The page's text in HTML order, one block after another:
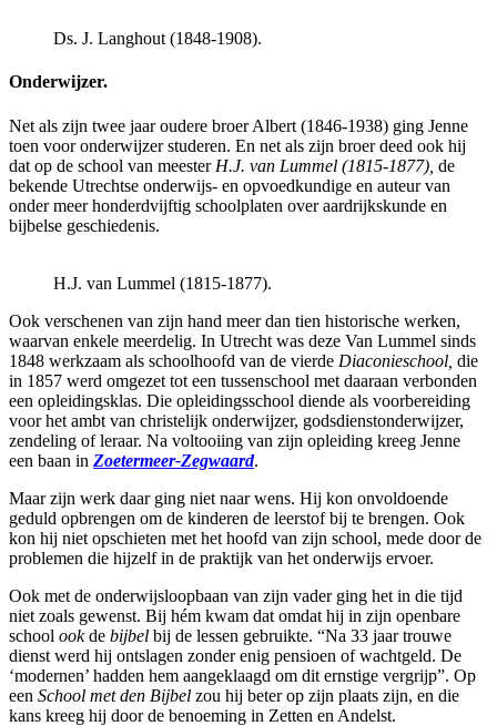
Ds. J. Langhout (1848-1908).
Onderwijzer.
Net als zijn twee jaar oudere broer Albert (1846-1938) ging Jenne
toen voor onderwijzer studeren. En net als zijn broer deed ook hij
dat op de school van meester H.J. van Lummel (1815-1877), de
bekende Utrechtse onderwijs- en opvoedkundige en auteur van
onder meer honderdvijftig schoolplaten over aardrijkskunde en
bijbelse geschiedenis.
H.J. van Lummel (1815-1877).
Ook verschenen van zijn hand meer dan tien historische werken,
waarvan enkele meerdelig. In Utrecht was deze Van Lummel sinds
1848 werkzaam als schoolhoofd van de vierde Diaconieschool, die
in 1857 werd omgezet tot een tussenschool met daaraan verbonden
een opleidingsklas. Die opleidingsschool diende als voorbereiding
voor het ambt van christelijk onderwijzer, godsdienstonderwijzer,
zendeling of leraar. Na voltooiing van zijn opleiding kreeg Jenne
een baan in Zoetermeer-Zegwaard.
Maar zijn werk daar ging niet naar wens. Hij kon onvoldoende
geduld opbrengen om de kinderen de leerstof bij te brengen. Ook
kon hij niet opschieten met het hoofd van zijn school, mede door de
problemen die hijzelf in de praktijk van het onderwijs ervoer.
Ook met de onderwijsloopbaan van zijn vader ging het in die tijd
niet zoals gewenst. Bij hém kwam dat omdat hij in zijn openbare
school ookde bijbel bij de lessen gebruikte. “Na 33 jaar trouwe
dienst werd hij ontslagen zonder enig pensioen of wachtgeld. De
‘modernen’ hadden hem aangeklaagd om dit ernstige vergrijp”. Op
een School met den Bijbel zou hij beter op zijn plaats zijn, en die
kans kreeg hij door de benoeming in Zetten en Andelst.